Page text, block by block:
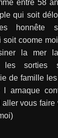
entre 58
qui soit
honnête
coome
la mer
les sorties
de famille
arnaque
vous faire